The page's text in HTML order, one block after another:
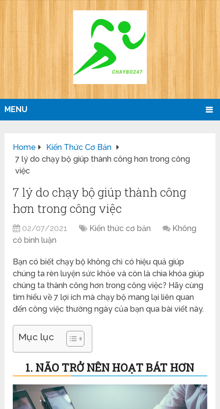
MENU
Home
Kiến Thức Cơ Bản
7 lý do chạy bộ giúp thành công hơn trong công
việc
7 lý do chạy bộ giúp thành công
hơn trong công việc
02/07/2021 Kiến thức cơ bản
Không
có bình luận
Bạn có biết chạy bộ không chỉ có hiệu quả giúp
chúng ta rèn luyện sức khỏe và còn là chìa khóa giúp
chúng ta thành công hơn trong công việc? Hãy cùng
tìm hiểu về 7 lợi ích mà chạy bộ mang lại liên quan
đến công việc thường ngày của bạn qua bài viết này.
Mục lục
1. NÃO TRỞ NÊN HOẠT BÁT HƠN